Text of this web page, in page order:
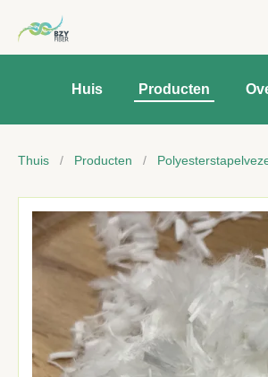
Huis Producten
Thuis / Producten /